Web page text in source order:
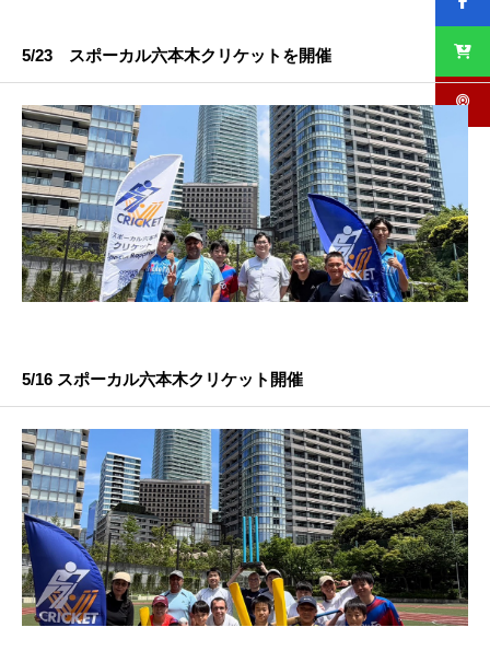
5/23 スポーカル六本木クリケットを開催
5/16 スポーカル六本木クリケット開催